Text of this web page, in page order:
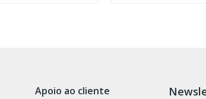
Apoio ao cliente